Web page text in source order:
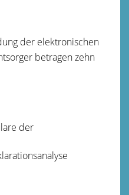
der elektronischen
betragen zehn
der